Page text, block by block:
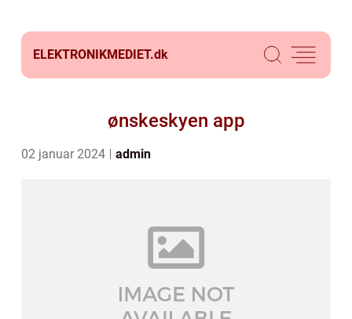
ELEKTRONIKMEDIET.dk
ønskeskyen app
02 januar 2024 admin